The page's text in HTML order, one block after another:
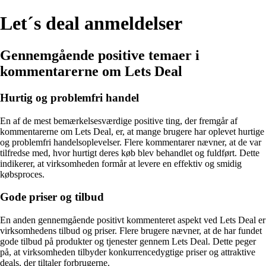
Let´s deal anmeldelser
Gennemgående positive temaer i
kommentarerne om Lets Deal
Hurtig og problemfri handel
En af de mest bemærkelsesværdige positive ting, der fremgår af
kommentarerne om Lets Deal, er, at mange brugere har oplevet hurtige
og problemfri handelsoplevelser. Flere kommentarer nævner, at de var
tilfredse med, hvor hurtigt deres køb blev behandlet og fuldført. Dette
indikerer, at virksomheden formår at levere en effektiv og smidig
købsproces.
Gode priser og tilbud
En anden gennemgående positivt kommenteret aspekt ved Lets Deal er
virksomhedens tilbud og priser. Flere brugere nævner, at de har fundet
gode tilbud på produkter og tjenester gennem Lets Deal. Dette peger
på, at virksomheden tilbyder konkurrencedygtige priser og attraktive
deals, der tiltaler forbrugerne.